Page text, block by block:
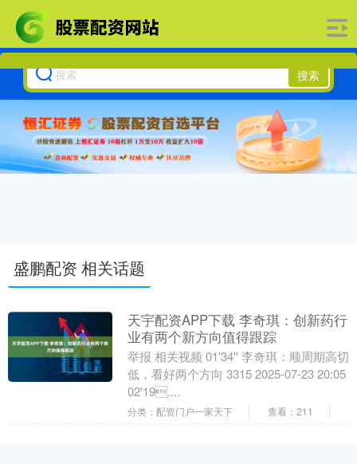
搜索
盛鹏配资 相关话题
天宇配资APP下载 李奇琪：创新药行
业有两个新方向值得跟踪
举报 相关视频 01'34'' 李奇琪：顺周期高切
低，看好两个方向 3315 2025-07-23 20:05
02'19....
分类：配资门户一家天下 查看：211